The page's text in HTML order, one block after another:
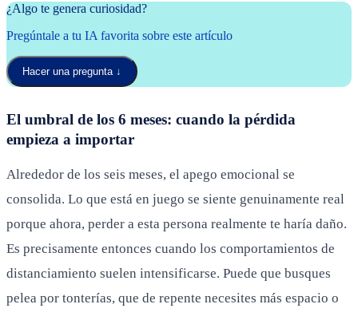
¿Algo te genera curiosidad?
Pregúntale a tu IA favorita sobre este artículo
Hacer una pregunta ↓
El umbral de los 6 meses: cuando la pérdida
empieza a importar
Alrededor de los seis meses, el apego emocional se
consolida. Lo que está en juego se siente genuinamente real
porque ahora, perder a esta persona realmente te haría daño.
Es precisamente entonces cuando los comportamientos de
distanciamiento suelen intensificarse. Puede que busques
pelea por tonterías, que de repente necesites más espacio o